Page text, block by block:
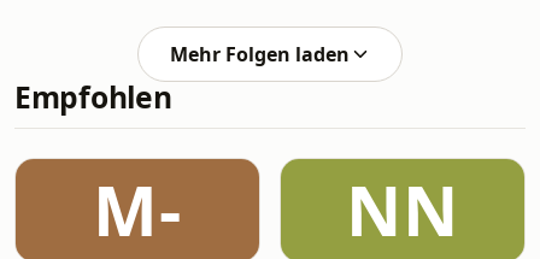
Mehr Folgen laden
Empfohlen
M- NN